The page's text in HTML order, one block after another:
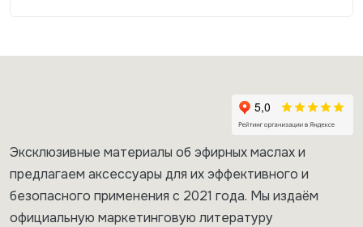
Эксклюзивные материалы об эфирных маслах и
предлагаем аксессуары для их эффективного и
безопасного применения с 2021 года. Мы издаём
официальную маркетинговую литературу